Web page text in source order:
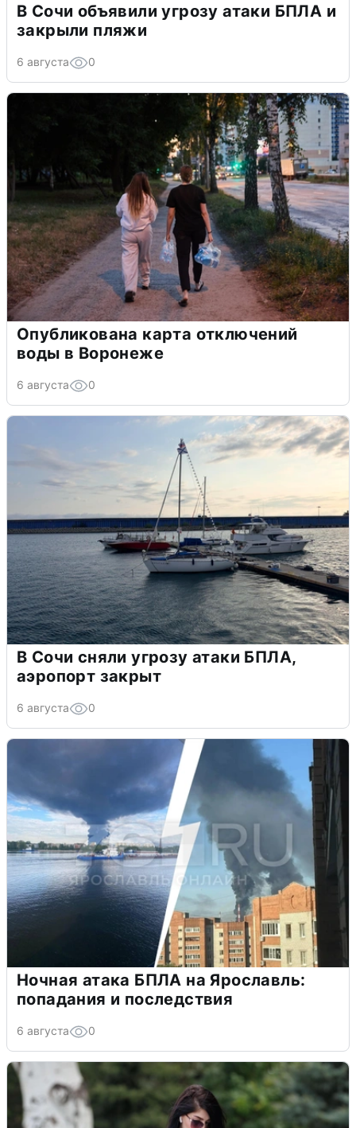
В Сочи объявили угрозу атаки БПЛА и
закрыли пляжи
6 августа 0
Опубликована карта отключений
воды в Воронеже
6 августа 0
В Сочи сняли угрозу атаки БПЛА,
аэропорт закрыт
6 августа 0
Ночная атака БПЛА на Ярославль:
попадания и последствия
6 августа 0